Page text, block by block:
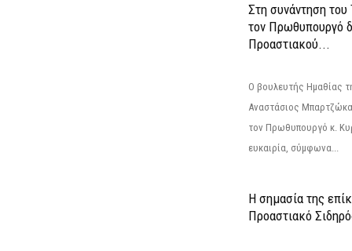
Στη συνάντηση
τον Πρωθυπουργό
Προαστιακού...
Ο βουλευτής Ημαθίας
Αναστάσιος
τον Πρωθυπουργό κ.
ευκαιρία, σύμφωνα...
Η σημασία της
Προαστιακό